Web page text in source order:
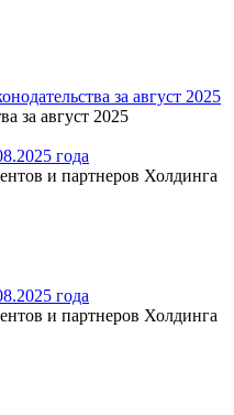
за август 2025
за август 2025
года
и партнеров Холдинга
года
и партнеров Холдинга